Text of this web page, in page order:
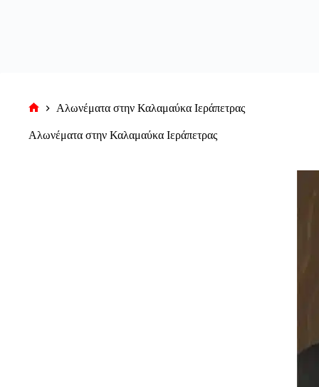
σελίδα
Αλωνέματα στην Καλαμαύκα Ιεράπετρας
Αλωνέματα στην Καλαμαύκα Ιεράπετρας